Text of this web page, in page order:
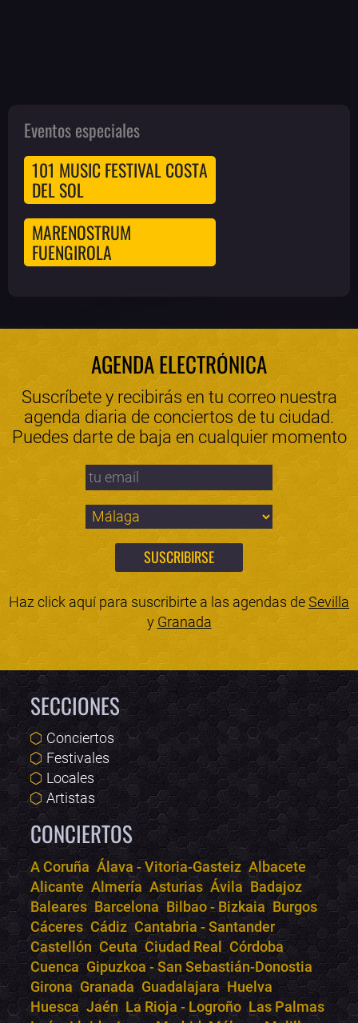
Eventos especiales
101 MUSIC FESTIVAL COSTA
DEL SOL
MARENOSTRUM
FUENGIROLA
AGENDA ELECTRÓNICA
Suscríbete y recibirás en tu correo nuestra
agenda diaria de conciertos de tu ciudad.
Puedes darte de baja en cualquier momento
Haz click aquí para suscribirte a las agendas deSevilla
y Granada
SECCIONES
Conciertos
Festivales
Locales
Artistas
CONCIERTOS
A Coruña Álava - Vitoria-Gasteiz Albacete
Alicante Almería Asturias Ávila Badajoz
Baleares Barcelona Bilbao - Bizkaia Burgos
Cáceres Cádiz Cantabria - Santander
Castellón Ceuta Ciudad Real Córdoba
Cuenca Gipuzkoa - San Sebastián-Donostia
Girona Granada Guadalajara Huelva
Huesca Jaén La Rioja - Logroño Las Palmas
Bololoco · conciertos.club
Online · Te ayudo a encontrar conciertos